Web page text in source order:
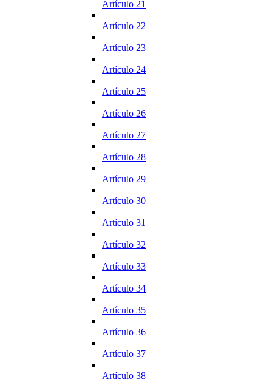
Artículo 21
Artículo 22
Artículo 23
Artículo 24
Artículo 25
Artículo 26
Artículo 27
Artículo 28
Artículo 29
Artículo 30
Artículo 31
Artículo 32
Artículo 33
Artículo 34
Artículo 35
Artículo 36
Artículo 37
Artículo 38